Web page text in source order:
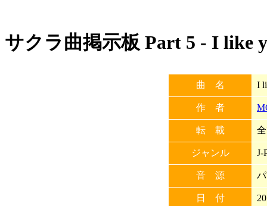
サクラ曲掲示板 Part 5 - I like
曲 名 I
作 者
転 載
ジャンル J-
音 源
日 付